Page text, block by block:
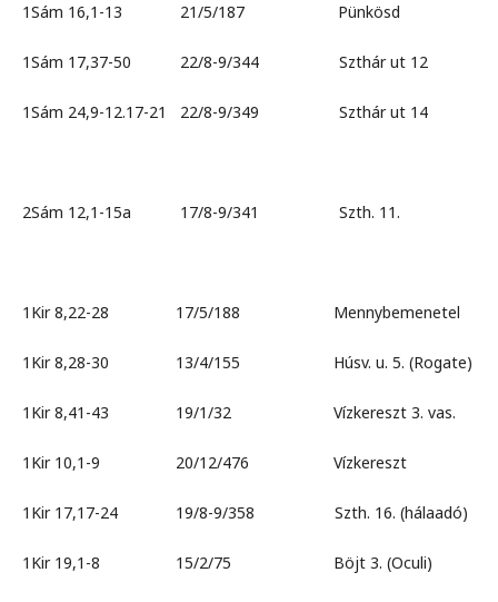
1Sám 16,1-13 21/5/187 Pünkösd
1Sám 17,37-50 22/8-9/344 Szthár ut 12
1Sám 24,9-12.17-21 22/8-9/349 Szthár ut 14
2Sám 12,1-15a 17/8-9/341 Szth. 11.
1Kir 8,22-28 17/5/188 Mennybemenetel
1Kir 8,28-30 13/4/155 Húsv. u. 5. (Rogate)
1Kir 8,41-43 19/1/32 Vízkereszt 3. vas.
1Kir 10,1-9 20/12/476 Vízkereszt
1Kir 17,17-24 19/8-9/358 Szth. 16. (hálaadó)
1Kir 19,1-8 15/2/75 Böjt 3. (Oculi)